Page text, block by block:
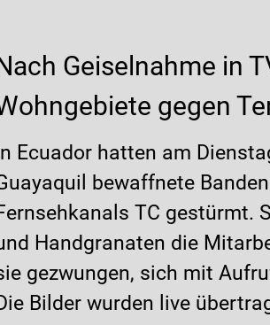
Geiselnahme in
gegen
In Ecuador hatten am
bewaffnete
TC gestürmt.
Handgranaten die
gezwungen, sich mit
Bilder wurden live